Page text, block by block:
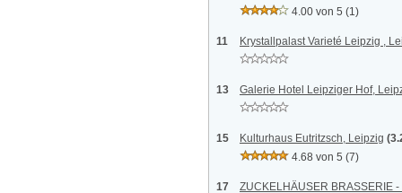
4.00 von 5 (1)
11 Krystallpalast Varieté Leipzig ,
13 Galerie Hotel Leipziger Hof,
15 Kulturhaus Eutritzsch, Leipzig
4.68 von 5 (7)
17
ZUCKELHÄUSER BRASSERIE